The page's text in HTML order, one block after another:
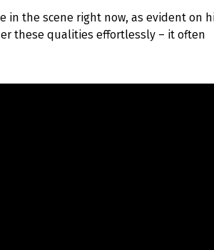
in the scene right now, as evident on
these qualities effortlessly – it often